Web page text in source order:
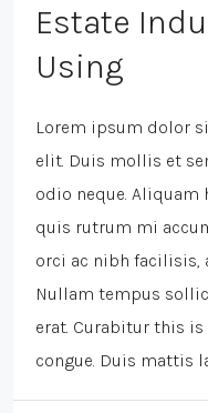
Estate
Using
Lorem ipsum dolor
elit. Duis mollis et
odio neque.
quis rutrum mi
orci ac nibh facilisis,
Nullam tempus
erat. Curabitur this
congue. Duis mattis